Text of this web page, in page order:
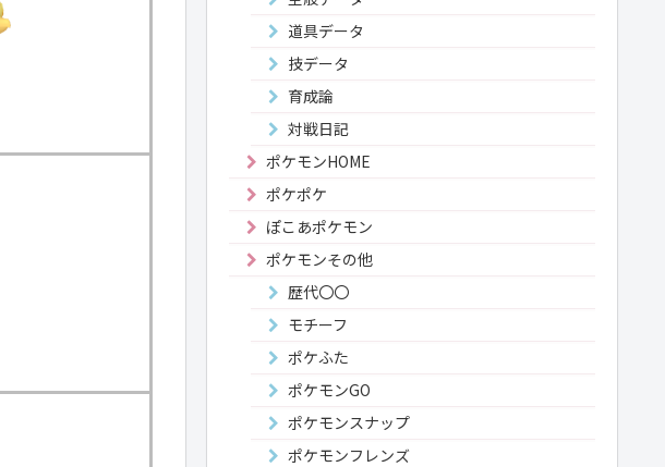
道具データ
技データ
育成論
対戦日記
ポケモンHOME
ポケポケ
ぽこあポケモン
ポケモンその他
歴代〇〇
モチーフ
ポケふた
ポケモンGO
ポケモンスナップ
ポケモンフレンズ